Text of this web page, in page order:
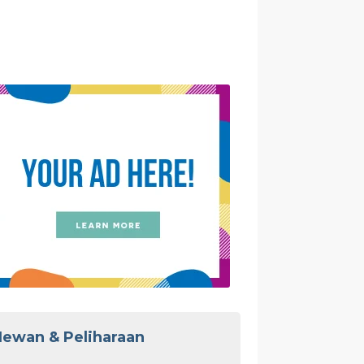
& Peliharaan